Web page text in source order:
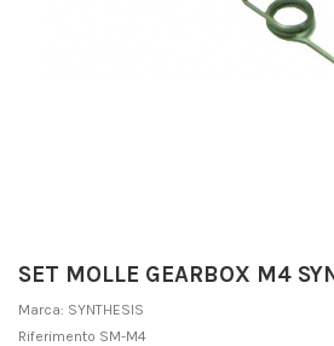
SET MOLLE GEARBOX M4
Marca: SYNTHESIS
Riferimento SM-M4